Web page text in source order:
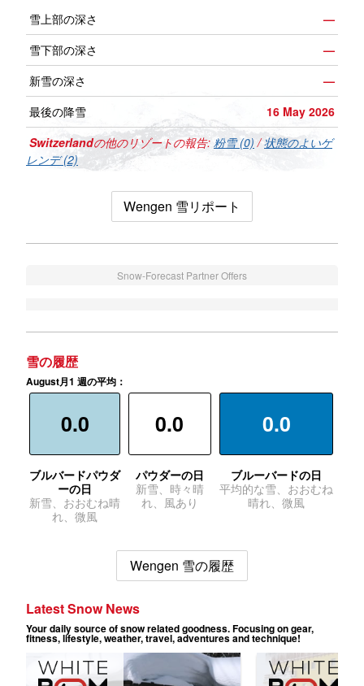
雪上部の深さ
—
雪下部の深さ
—
新雪の深さ
—
最後の降雪
16 May 2026
Switzerlandの他のリゾートの報告: 粉雪 (0) /状態のよいゲ
レンデ (2)
Wengen 雪リポート
Snow-Forecast Partner Offers
雪の履歴
August月1 週の平均：
0.0
ブルバードパウダ
ーの日
新雪、おおむね晴
れ、微風
0.0
パウダーの日
新雪、時々晴
れ、風あり
0.0
ブルーバードの日
平均的な雪、おおむね
晴れ、微風
Wengen 雪の履歴